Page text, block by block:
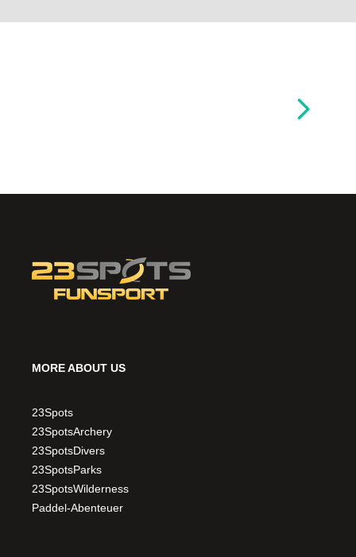
MORE ABOUT US
23Spots
23SpotsArchery
23SpotsDivers
23SpotsParks
23SpotsWilderness
Paddel-Abenteuer